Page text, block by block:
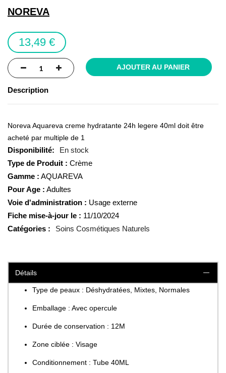
of
images
gallery
NOREVA
13,49 €
AJOUTER AU PANIER
Description
Noreva Aquareva creme hydratante 24h legere 40ml doit être
acheté par multiple de 1
En stock
Type de Produit : Crème
Gamme : AQUAREVA
Pour Age : Adultes
Voie d'administration : Usage externe
Fiche mise-à-jour le : 11/10/2024
Catégories :
Soins Cosmétiques Naturels
Détails
Type de peaux : Déshydratées, Mixtes, Normales
Emballage : Avec opercule
Durée de conservation : 12M
Zone ciblée : Visage
Conditionnement : Tube 40ML